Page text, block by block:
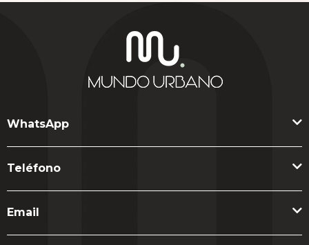
WhatsApp
Teléfono
Email